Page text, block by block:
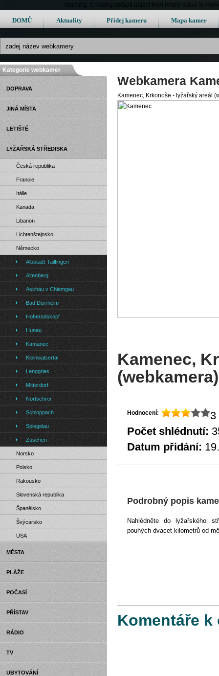
Warning: Creating default object from empty value in /
DOMŮ Aktuality Přidej kameru Mapa kamer
Webkamera
Kamenec, Krkonoše - lyžařský areál
Kamenec,
(webkamera)
Hodnocení:
3
Počet shlédnutí:
Datum přidání:
Podrobný popis
Nahlédněte do lyžařského
pouhých dvacet kilometrů od
Komentáře k
Kategorie webkamer
DOPRAVA
JINÁ MÍSTA
LETIŠTĚ
LYŽAŘSKÁ STŘEDISKA
Česká republika
Francie
Itálie
Kanada
Libanon
Lichtenštejnsko
Německo
Albstadt-Tailfingen
Altenberg
Aschau v Chiemgau
Bad Dürrheim
Hoherodskopf
Hunau
Kamanec
Kleinwalsertal
Lenggries
Mitterdorf
Nortschrei
Schloppach
Spiegelau
Züschen
Norsko
Polsko
Rakousko
Slovenská republika
Španělsko
Švýcarsko
USA
MĚSTA
PLÁŽE
POČASÍ
PŘÍSTAV
RÁDIO
TV
UBYTOVÁNÍ